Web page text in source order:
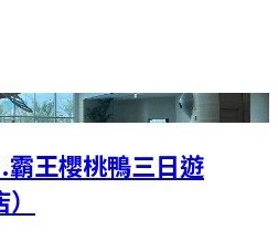
王櫻桃鴨三日遊